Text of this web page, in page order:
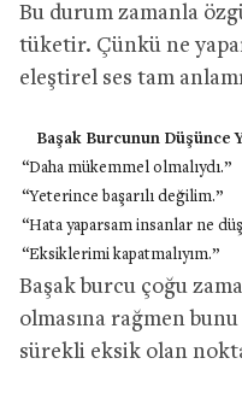
Bu durum zamanla
tüketir. Çünkü ne
eleştirel ses tam
Başak Burcunun Düşünce
“Daha mükemmel olmalıydı.”
“Yeterince başarılı değilim.”
“Hata yaparsam insanlar ne
“Eksiklerimi kapatmalıyım.”
Başak burcu çoğu
olmasına rağmen
sürekli eksik olan